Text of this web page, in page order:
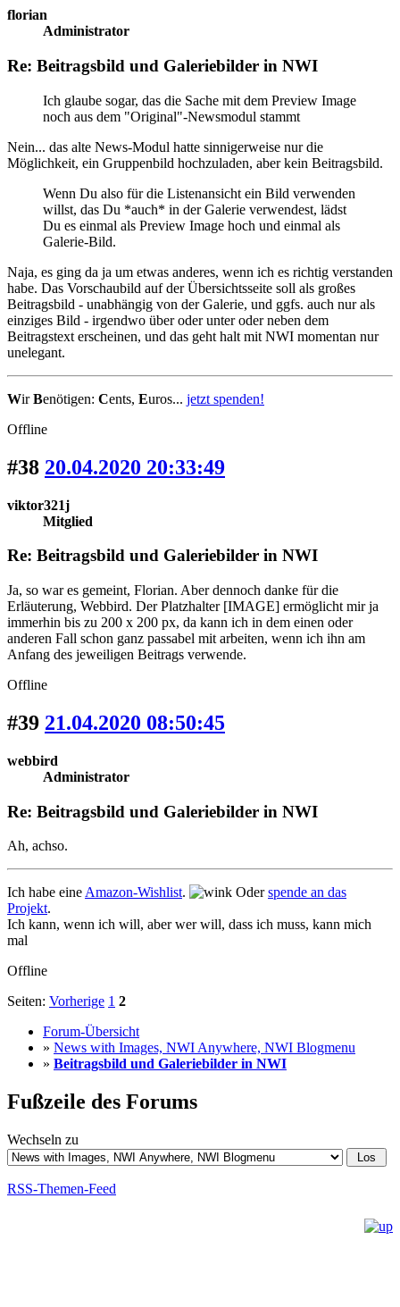
florian
Administrator
Re: Beitragsbild und Galeriebilder in NWI
Ich glaube sogar, das die Sache mit dem Preview Image
noch aus dem "Original"-Newsmodul stammt
Nein... das alte News-Modul hatte sinnigerweise nur die
Möglichkeit, ein Gruppenbild hochzuladen, aber kein Beitragsbild.
Wenn Du also für die Listenansicht ein Bild verwenden
willst, das Du *auch* in der Galerie verwendest, lädst
Du es einmal als Preview Image hoch und einmal als
Galerie-Bild.
Naja, es ging da ja um etwas anderes, wenn ich es richtig verstanden
habe. Das Vorschaubild auf der Übersichtsseite soll als großes
Beitragsbild - unabhängig von der Galerie, und ggfs. auch nur als
einziges Bild - irgendwo über oder unter oder neben dem
Beitragstext erscheinen, und das geht halt mit NWI momentan nur
unelegant.
WirBenötigen: Cents, Euros... jetzt spenden!
Offline
#38 20.04.2020 20:33:49
viktor321j
Mitglied
Re: Beitragsbild und Galeriebilder in NWI
Ja, so war es gemeint, Florian. Aber dennoch danke für die
Erläuterung, Webbird. Der Platzhalter [IMAGE] ermöglicht mir ja
immerhin bis zu 200 x 200 px, da kann ich in dem einen oder
anderen Fall schon ganz passabel mit arbeiten, wenn ich ihn am
Anfang des jeweiligen Beitrags verwende.
Offline
#39 21.04.2020 08:50:45
webbird
Administrator
Re: Beitragsbild und Galeriebilder in NWI
Ah, achso.
Ich habe eine Amazon-Wishlist. Oderspende an das
Projekt.
Ich kann, wenn ich will, aber wer will, dass ich muss, kann mich
mal
Offline
Seiten: Vorherige 1 2
Forum-Übersicht
» News with Images, NWI Anywhere, NWI Blogmenu
» Beitragsbild und Galeriebilder in NWI
Fußzeile des Forums
Wechseln zu
RSS-Themen-Feed